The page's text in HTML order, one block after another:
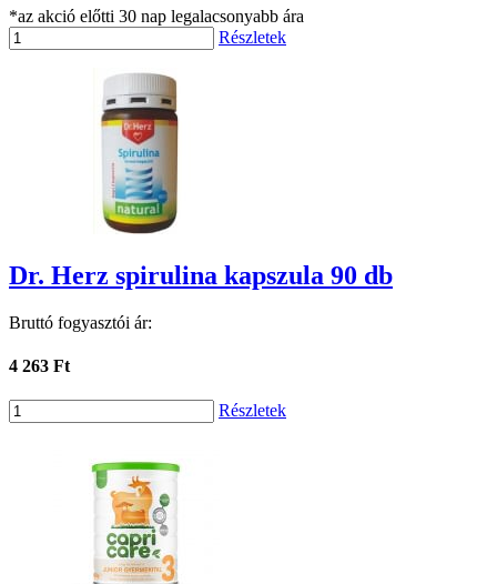
*az akció előtti 30 nap legalacsonyabb ára
Részletek
Dr. Herz spirulina kapszula 90 db
Bruttó fogyasztói ár:
4 263 Ft
Részletek